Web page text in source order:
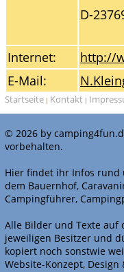
D-
Internet:
http://
E-Mail:
Startseite | Kontakt |
© 2026 by
vorbehalten.
Hier findet ihr Infos rund
dem Bauernhof,
Campingführer,
Alle Bilder und Texte auf
jeweiligen Besitzer und
kopiert noch sonstwie
Website-Konzept, Design